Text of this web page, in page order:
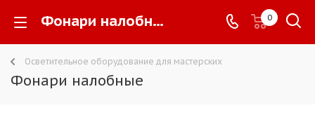
Фонари налобные - 0
Осветительное оборудование для мастерских
Фонари налобные